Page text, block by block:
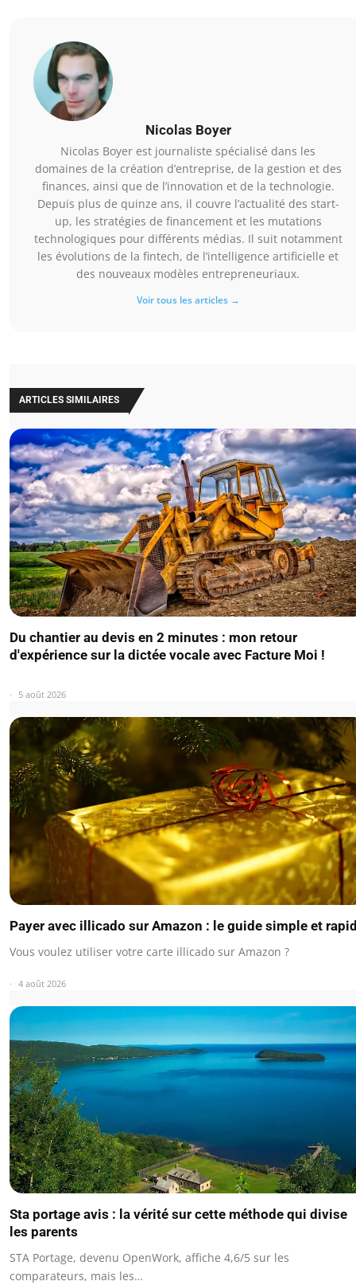
Nicolas Boyer
Nicolas Boyer est journaliste spécialisé dans les
domaines de la création d’entreprise, de la gestion et des
finances, ainsi que de l’innovation et de la technologie.
Depuis plus de quinze ans, il couvre l’actualité des start-
up, les stratégies de financement et les mutations
technologiques pour différents médias. Il suit notamment
les évolutions de la fintech, de l’intelligence artificielle et
des nouveaux modèles entrepreneuriaux.
Voir tous les articles →
ARTICLES SIMILAIRES
Du chantier au devis en 2 minutes : mon retour
d'expérience sur la dictée vocale avec Facture Moi !
5 août 2026
Payer avec illicado sur Amazon : le guide simple et
Vous voulez utiliser votre carte illicado sur Amazon ?
4 août 2026
Sta portage avis : la vérité sur cette méthode qui divise
les parents
STA Portage, devenu OpenWork, affiche 4,6/5 sur les
comparateurs, mais les…